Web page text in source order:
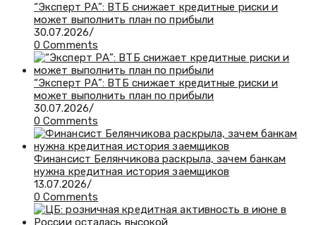
“Эксперт РА”: ВТБ снижает кредитные риски и
может выполнить план по прибыли
30.07.2026/
0 Comments
“Эксперт РА”: ВТБ снижает кредитные риски и
может выполнить план по прибыли
30.07.2026/
0 Comments
Финансист Белянчикова раскрыла, зачем банкам
нужна кредитная история заемщиков
13.07.2026/
0 Comments